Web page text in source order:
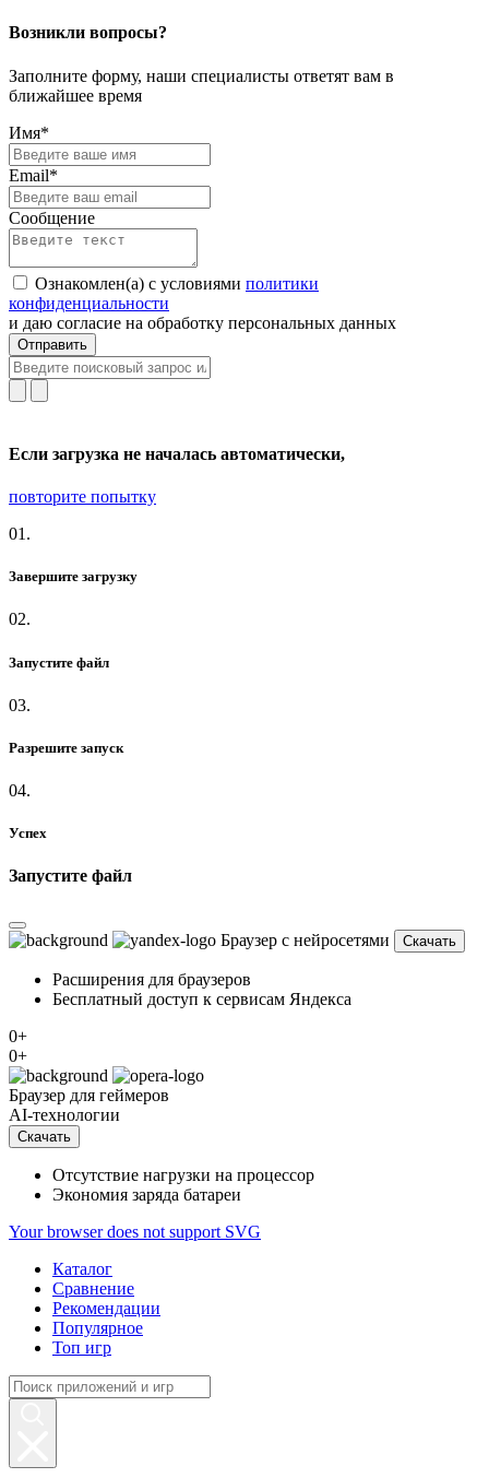
Возникли вопросы?
Заполните форму, наши специалисты ответят вам в
ближайшее время
Имя*
Email*
Сообщение
Ознакомлен(а) с условиями политики
конфиденциальности
и даю согласие на обработку персональных данных
Отправить
Если загрузка не началась автоматически,
повторите попытку
01.
Завершите загрузку
02.
Запустите файл
03.
Разрешите запуск
04.
Успех
Запустите файл
Браузер с нейросетями Скачать
Расширения для браузеров
Бесплатный доступ к сервисам Яндекса
0+
0+
Браузер для геймеров
AI-технологии
Скачать
Отсутствие нагрузки на процессор
Экономия заряда батареи
Your browser does not support SVG
Каталог
Сравнение
Рекомендации
Популярное
Топ игр